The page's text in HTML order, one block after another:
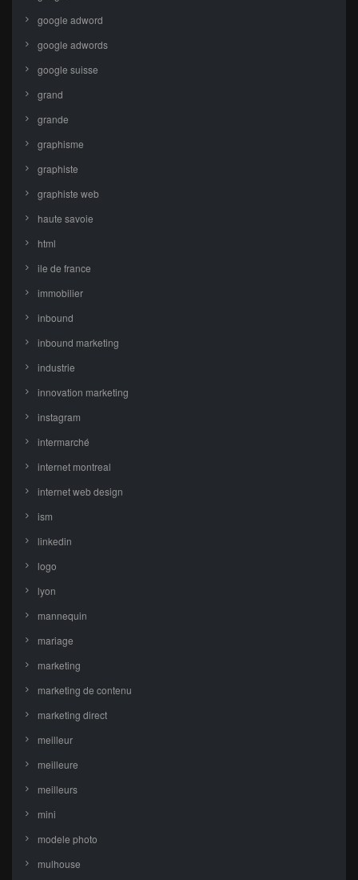
google adword
google adwords
google suisse
grand
grande
graphisme
graphiste
graphiste web
haute savoie
html
ile de france
immobilier
inbound
inbound marketing
industrie
innovation marketing
instagram
intermarché
internet montreal
internet web design
ism
linkedin
logo
lyon
mannequin
mariage
marketing
marketing de contenu
marketing direct
meilleur
meilleure
meilleurs
mini
modele photo
mulhouse